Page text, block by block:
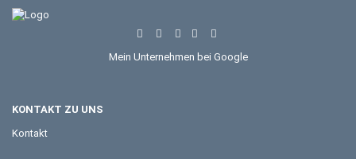
Mein Unternehmen bei Google
KONTAKT ZU UNS
Kontakt